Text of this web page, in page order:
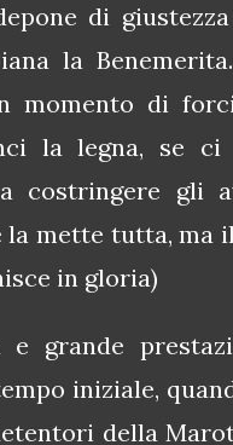
di
la
momento di
la legna, se ci
costringere gli
mette tutta, ma
in gloria)
e grande
iniziale,
della